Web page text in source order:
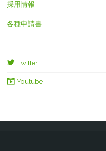
採用情報
各種申請書
Twitter
Youtube